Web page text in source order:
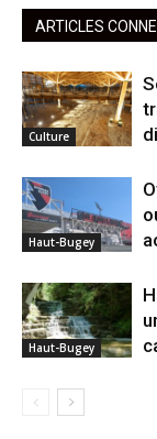
ARTICLES
Culture
Haut-Bugey
Haut-Bugey